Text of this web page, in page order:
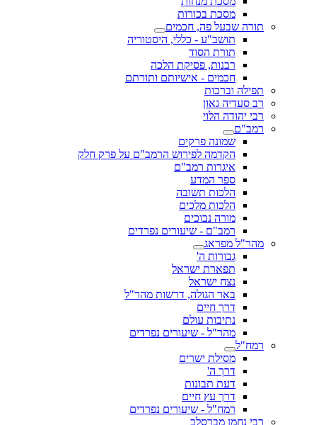
מסכת בכורות
תורה שבעל פה, חכמים
תושב"ע - כללי, היסטוריה
תורת הסוד
רבנות, פסיקת הלכה
חכמים - אישיותם ותורתם
תפילה וברכות
רב סעדיה גאון
רבי יהודה הלוי
רמב"ם
שמונה פרקים
הקדמה לפירוש הרמב"ם על פרק חלק
איגרות רמב"ם
ספר המדע
הלכות תשובה
הלכות מלכים
מורה נבוכים
רמב"ם - שיעורים נפרדים
מהר"ל מפראג
גבורות ה'
תפארת ישראל
נצח ישראל
באר הגולה, דרשות מהר"ל
דרך חיים
נתיבות עולם
מהר"ל - שיעורים נפרדים
רמח"ל
מסילת ישרים
דרך ה'
דעת תבונות
דרך עץ חיים
רמח"ל - שיעורים נפרדים
רבי נחמן מברסלב